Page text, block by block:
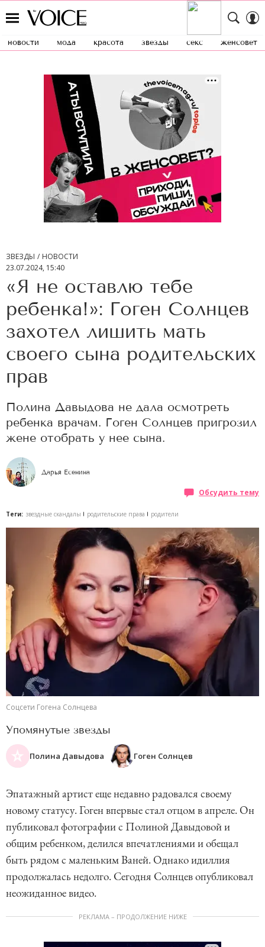
новости мода красота звезды секс женсовет
ЗВЕЗДЫ
НОВОСТИ
23.07.2024, 15:40
«Я не оставлю тебе
ребенка!»: Гоген Солнцев
захотел лишить мать
своего сына родительских
прав
Полина Давыдова не дала осмотреть
ребенка врачам. Гоген Солнцев пригрозил
жене отобрать у нее сына.
Дарья Есенина
Обсудить тему
Теги: звездные скандалы родительские права родители
Соцсети Гогена Солнцева
Упомянутые звезды
Полина Давыдова Гоген Солнцев
Эпатажный артист еще недавно радовался своему
новому статусу. Гоген впервые стал отцом в апреле. Он
публиковал фотографии с Полиной Давыдовой и
общим ребенком, делился впечатлениями и обещал
быть рядом с маленьким Ваней. Однако идиллия
продолжалась недолго. Сегодня Солнцев опубликовал
неожиданное видео.
РЕКЛАМА – ПРОДОЛЖЕНИЕ НИЖЕ